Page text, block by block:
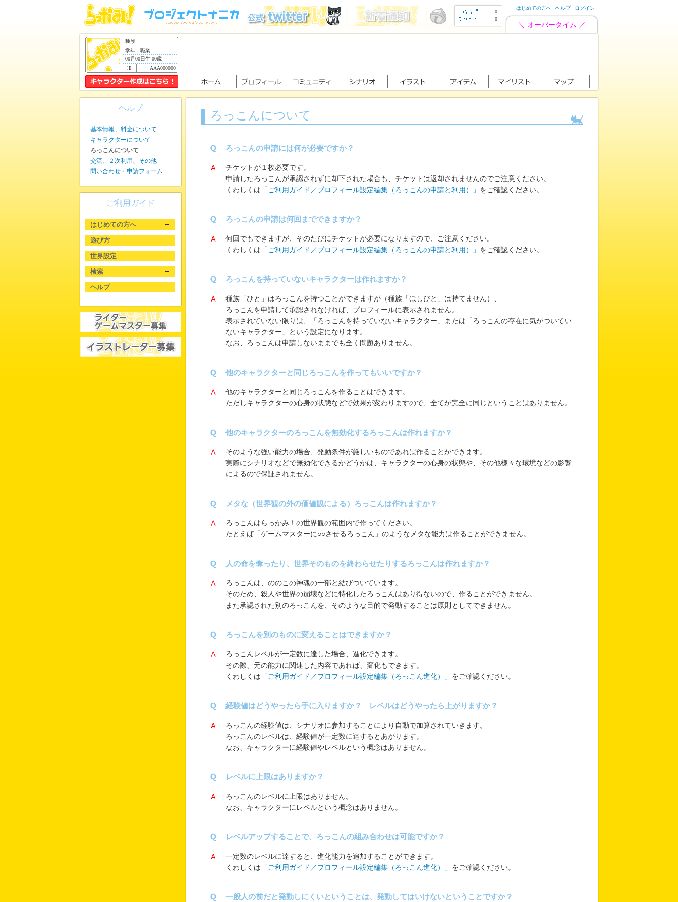
0
0
はじめての方へ ヘルプ ログイン
＼ オーバータイム ／
種族
学年：職業
00月00日生 00歳
AAA000000
ろっこんについて
ろっこんの申請には何が必要ですか？
チケットが１枚必要です。
申請したろっこんが承認されずに却下された場合も、チケットは返却されませんのでご注意ください。
くわしくは 「ご利用ガイド／プロフィール設定編集（ろっこんの申請と利用）」 をご確認ください。
ろっこんの申請は何回までできますか？
何回でもできますが、そのたびにチケットが必要になりますので、ご注意ください。
くわしくは 「ご利用ガイド／プロフィール設定編集（ろっこんの申請と利用）」 をご確認ください。
ろっこんを持っていないキャラクターは作れますか？
種族「ひと」はろっこんを持つことができますが（種族「ほしびと」は持てません）、
ろっこんを申請して承認されなければ、プロフィールに表示されません。
表示されていない限りは、「ろっこんを持っていないキャラクター」または「ろっこんの存在に気がついてい
ないキャラクター」という設定になります。
なお、ろっこんは申請しないままでも全く問題ありません。
他のキャラクターと同じろっこんを作ってもいいですか？
他のキャラクターと同じろっこんを作ることはできます。
ただしキャラクターの心身の状態などで効果が変わりますので、全てが完全に同じということはありません。
他のキャラクターのろっこんを無効化するろっこんは作れますか？
そのような強い能力の場合、発動条件が厳しいものであれば作ることができます。
実際にシナリオなどで無効化できるかどうかは、キャラクターの心身の状態や、その他様々な環境などの影響
によるので保証されません。
メタな（世界観の外の価値観による）ろっこんは作れますか？
ろっこんはらっかみ！の世界観の範囲内で作ってください。
たとえば「ゲームマスターに○○させるろっこん」のようなメタな能力は作ることができません。
人の命を奪ったり、世界そのものを終わらせたりするろっこんは作れますか？
ろっこんは、ののこの神魂の一部と結びついています。
そのため、殺人や世界の崩壊などに特化したろっこんはあり得ないので、作ることができません。
また承認された別のろっこんを、そのような目的で発動することは原則としてできません。
ろっこんを別のものに変えることはできますか？
ろっこんレベルが一定数に達した場合、進化できます。
その際、元の能力に関連した内容であれば、変化もできます。
くわしくは 「ご利用ガイド／プロフィール設定編集（ろっこん進化）」 をご確認ください。
経験値はどうやったら手に入りますか？ レベルはどうやったら上がりますか？
ろっこんの経験値は、シナリオに参加することにより自動で加算されていきます。
ろっこんのレベルは、経験値が一定数に達するとあがります。
なお、キャラクターに経験値やレベルという概念はありません。
レベルに上限はありますか？
ろっこんのレベルに上限はありません。
なお、キャラクターにレベルという概念はありません。
レベルアップすることで、ろっこんの組み合わせは可能ですか？
一定数のレベルに達すると、進化能力を追加することができます。
くわしくは 「ご利用ガイド／プロフィール設定編集（ろっこん進化）」 をご確認ください。
一般人の前だと発動しにくいということは、発動してはいけないということですか？
ヘルプ
基本情報、料金について
キャラクターについて
ろっこんについて
交流、２次利用、その他
問い合わせ・申請フォーム
ご利用ガイド
はじめての方へ
遊び方
世界設定
検索
ヘルプ